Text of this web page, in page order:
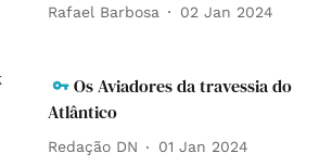
Rafael Barbosa 02 Jan 2024
Os Aviadores da travessia do
Atlântico
Redação DN 01 Jan 2024